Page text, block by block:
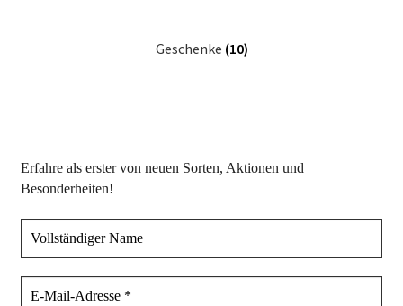
Geschenke (10)
Erfahre als erster von neuen Sorten, Aktionen und
Besonderheiten!